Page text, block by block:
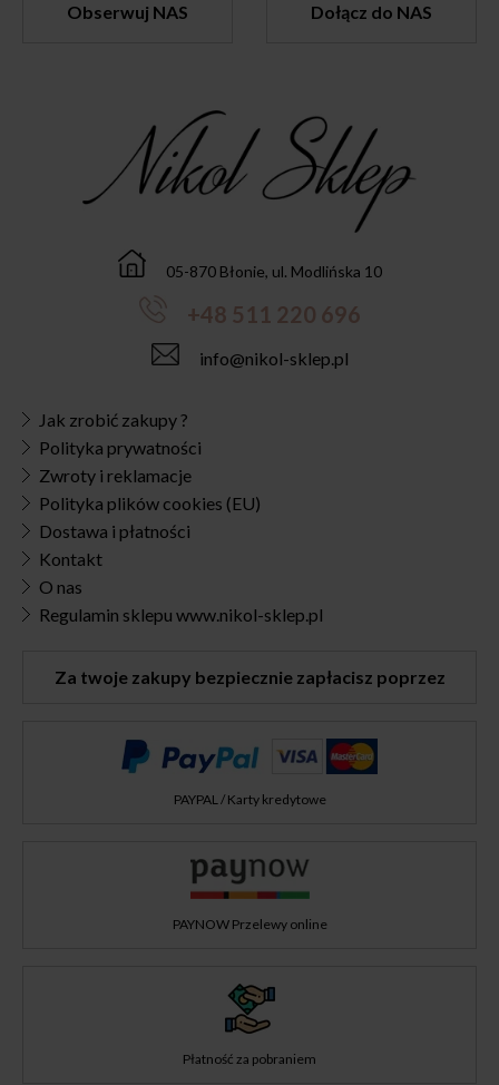
Obserwuj NAS Dołącz do NAS
05-870 Błonie, ul. Modlińska 10
+48 511 220 696
info@nikol-sklep.pl
Jak zrobić zakupy ?
Polityka prywatności
Zwroty i reklamacje
Polityka plików cookies (EU)
Dostawa i płatności
Kontakt
O nas
Regulamin sklepu www.nikol-sklep.pl
Za twoje zakupy bezpiecznie zapłacisz poprzez
PAYPAL / Karty kredytowe
PAYNOW Przelewy online
Płatność za pobraniem